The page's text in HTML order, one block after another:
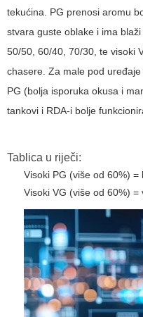
tekućina. PG prenosi aromu
stvara guste oblake i ima
50/50, 60/40, 70/30, te visoki
chasere. Za male pod
PG (bolja isporuka okusa i
tankovi i RDA-i bolje
Tablica u riječi:
Visoki PG (više od 60%)
Visoki VG (više od 60%)